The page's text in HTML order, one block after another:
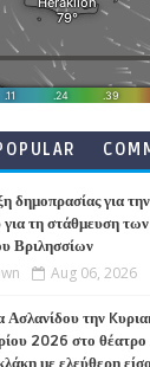
δημοπρασίας για
για τη στάθμευση
Βριλησσίων
Aug 06, 2026
Ασλανίδου την
2026 στο θέατρο